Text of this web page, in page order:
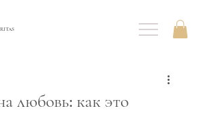
любовь: как это